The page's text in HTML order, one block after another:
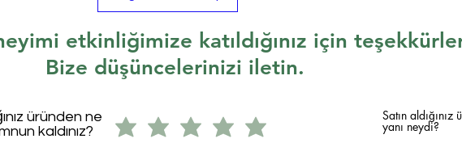
etkinliğimize katıldığınız için
Bize düşüncelerinizi iletin.
üründen ne
kaldınız?
Satın aldığınız
yanı neydi?